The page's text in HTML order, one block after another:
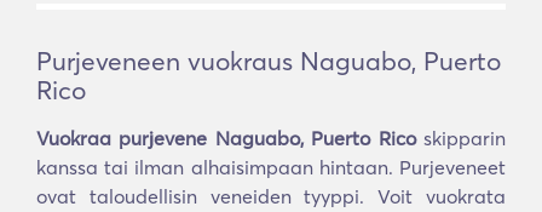
Purjeveneen vuokraus Naguabo, Puerto
Rico
Vuokraa purjevene Naguabo, Puerto Ricoskipparin
kanssa tai ilman alhaisimpaan hintaan. Purjeveneet
ovat taloudellisin veneiden tyyppi. Voit vuokrata